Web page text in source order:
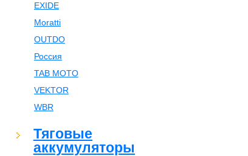
EXIDE
Moratti
OUTDO
Россия
TAB MOTO
VEKTOR
WBR
Тяговые
аккумуляторы